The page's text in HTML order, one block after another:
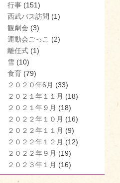
行事 (151)
西武バス訪問 (1)
観劇会 (3)
運動会ごっこ (2)
離任式 (1)
雪 (10)
食育 (79)
２０２０年6月 (33)
２０２１年１１月 (18)
２０２１年９月 (18)
２０２２年１０月 (16)
２０２２年１１月 (9)
２０２２年１２月 (12)
２０２２年９月 (19)
２０２３年１月 (16)